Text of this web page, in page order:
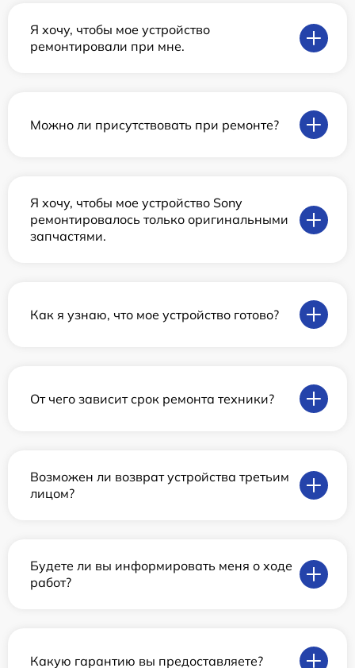
Я хочу, чтобы мое устройство
ремонтировали при мне.
Можно ли присутствовать при ремонте?
Я хочу, чтобы мое устройство Sony
ремонтировалось только оригинальными
запчастями.
Как я узнаю, что мое устройство готово?
От чего зависит срок ремонта техники?
Возможен ли возврат устройства третьим
лицом?
Будете ли вы информировать меня о ходе
работ?
Какую гарантию вы предоставляете?